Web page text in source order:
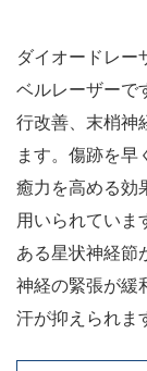
ダイオードレー
ベルレーザーで
行改善、末梢神
ます。傷跡を
癒力を高める効
用いられていま
ある星状神経節
神経の緊張が緩
汗が抑えられま